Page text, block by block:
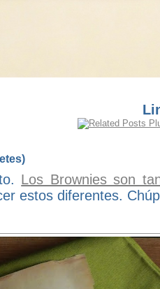
Los Brownies son
estos diferentes.